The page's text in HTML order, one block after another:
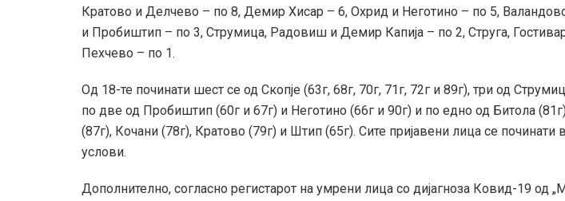
Кратово и Делчево – по 8, Демир Хисар – 6, Охрид и Неготино – по 5,
и Пробиштип – по 3, Струмица, Радовиш и Демир Капија – по 2, Струга,
Пехчево – по 1.
Од 18-те починати шест се од Скопје (63г, 68г, 70г, 71г, 72г и 89г), три од
по две од Пробиштип (60г и 67г) и Неготино (66г и 90г) и по едно од Битола
(87г), Кочани (78г), Кратово (79г) и Штип (65г). Сите пријавени лица се починати
услови.
Дополнително, согласно регистарот на умрени лица со дијагноза Ковид-19 од